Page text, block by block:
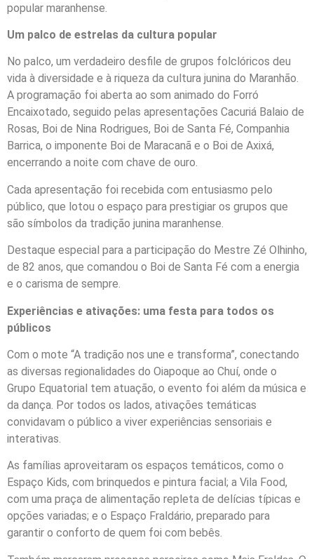
popular maranhense.
Um palco de estrelas da cultura popular
No palco, um verdadeiro desfile de grupos folclóricos deu
vida à diversidade e à riqueza da cultura junina do Maranhão.
A programação foi aberta ao som animado do Forró
Encaixotado, seguido pelas apresentações Cacuriá Balaio de
Rosas, Boi de Nina Rodrigues, Boi de Santa Fé, Companhia
Barrica, o imponente Boi de Maracanã e o Boi de Axixá,
encerrando a noite com chave de ouro.
Cada apresentação foi recebida com entusiasmo pelo
público, que lotou o espaço para prestigiar os grupos que
são símbolos da tradição junina maranhense.
Destaque especial para a participação do Mestre Zé Olhinho,
de 82 anos, que comandou o Boi de Santa Fé com a energia
e o carisma de sempre.
Experiências e ativações: uma festa para todos os
públicos
Com o mote “A tradição nos une e transforma”, conectando
as diversas regionalidades do Oiapoque ao Chuí, onde o
Grupo Equatorial tem atuação, o evento foi além da música e
da dança. Por todos os lados, ativações temáticas
convidavam o público a viver experiências sensoriais e
interativas.
As famílias aproveitaram os espaços temáticos, como o
Espaço Kids, com brinquedos e pintura facial; a Vila Food,
com uma praça de alimentação repleta de delícias típicas e
opções variadas; e o Espaço Fraldário, preparado para
garantir o conforto de quem foi com bebês.